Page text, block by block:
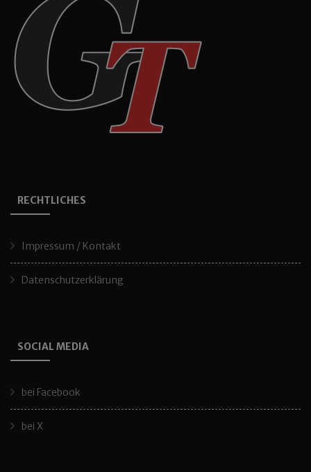
RECHTLICHES
Impressum / Kontakt
Datenschutzerklärung
SOCIAL MEDIA
bei Facebook
bei X